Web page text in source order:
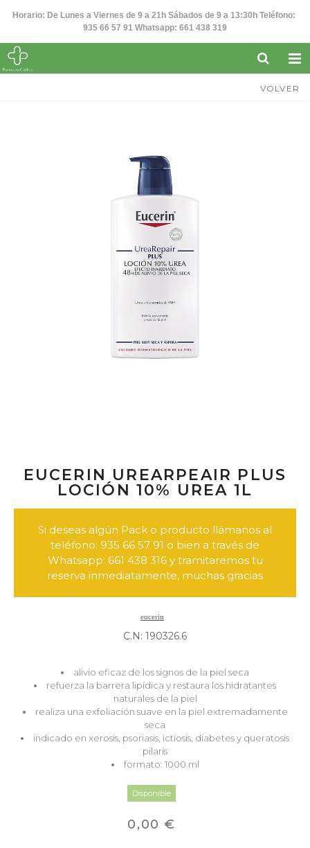
Horario: De Lunes a Viernes de 9 a 21h Sábados de 9 a 13:30h Teléfono:
935 66 57 91 Whatsapp: 661 438 319
VOLVER
EUCERIN UREARPEAIR PLUS
LOCIÓN 10% UREA 1L
Si deseas algún Pack o producto llámanos al
teléfono: 935 66 57 91 o bien a través de
Whatsapp: 661 438 316 y tramitaremos tu
reserva inmediatamente, muchas gracias
eucerin
C.N: 190326.6
alivio eficaz de los signos de la piel seca
refuerza la barrera lipídica y restaura los hidratantes
naturales de la piel
realiza una exfoliación suave en la piel extremadamente
seca
indicado en xerosis, psoriasis, ictiosis, diabetes y queratosis
pilaris
formato: 1000 ml
Disponible
0,00 €